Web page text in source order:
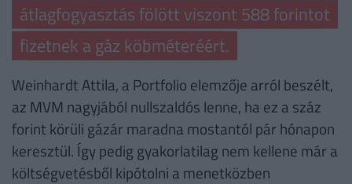
átlagfogyasztás fölött viszont 588 forintot
fizetnek a gáz köbméteréért.
Weinhardt Attila, a Portfolio elemzője arról beszélt,
az MVM nagyjából nullszaldós lenne, ha ez a száz
forint körüli gázár maradna mostantól pár hónapon
keresztül. Így pedig gyakorlatilag nem kellene már a
költségvetésből kipótolni a menetközben